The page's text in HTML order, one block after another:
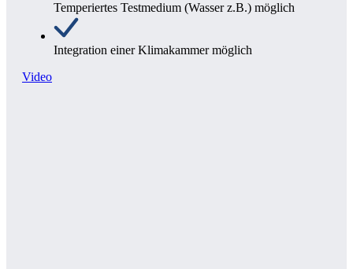
Temperiertes Testmedium (Wasser z.B.) möglich
Integration einer Klimakammer möglich
Video